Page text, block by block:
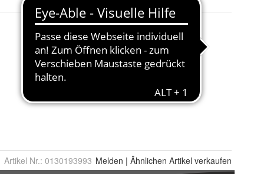
Artikel Nr.: 0130193993 Melden | Ähnlichen Artikel verkaufen